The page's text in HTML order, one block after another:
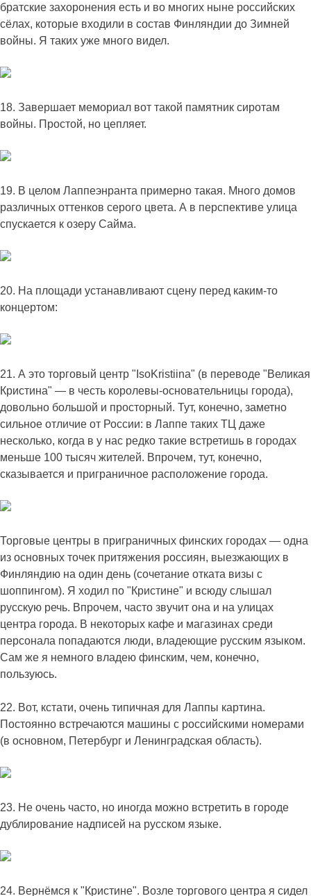
братские захоронения есть и во многих ныне российских
сёлах, которые входили в состав Финляндии до Зимней
войны. Я таких уже много видел.
18. Завершает мемориал вот такой памятник сиротам
войны. Простой, но цепляет.
19. В целом Лаппеэнранта примерно такая. Много домов
различных оттенков серого цвета. А в перспективе улица
спускается к озеру Сайма.
20. На площади устанавливают сцену перед каким-то
концертом:
21. А это торговый центр "IsoKristiina" (в переводе "Великая
Кристина" — в честь королевы-основательницы города),
довольно большой и просторный. Тут, конечно, заметно
сильное отличие от России: в Лаппе таких ТЦ даже
несколько, когда в у нас редко такие встретишь в городах
меньше 100 тысяч жителей. Впрочем, тут, конечно,
сказывается и приграничное расположение города.
Торговые центры в приграничных финских городах — одна
из основных точек притяжения россиян, выезжающих в
Финляндию на один день (сочетание отката визы с
шоппингом). Я ходил по "Кристине" и всюду слышал
русскую речь. Впрочем, часто звучит она и на улицах
центра города. В некоторых кафе и магазинах среди
персонала попадаются люди, владеющие русским языком.
Сам же я немного владею финским, чем, конечно,
пользуюсь.
22. Вот, кстати, очень типичная для Лаппы картина.
Постоянно встречаются машины с российскими номерами
(в основном, Петербург и Ленинградская область).
23. Не очень часто, но иногда можно встретить в городе
дублирование надписей на русском языке.
24. Вернёмся к "Кристине". Возле торгового центра я сидел